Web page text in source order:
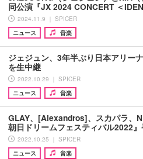
同公演『JX 2024 CONCERT ＜
2024.11.9 ｜ SPICER
ニュース
音楽
ジェジュン、3年半ぶり日本アリー
を生中継
2022.10.29 ｜ SPICER
ニュース
音楽
GLAY、[Alexandros]、スカパラ
朝日ドリームフェスティバル2022
2022.10.25 ｜ SPICER
ニュース
音楽